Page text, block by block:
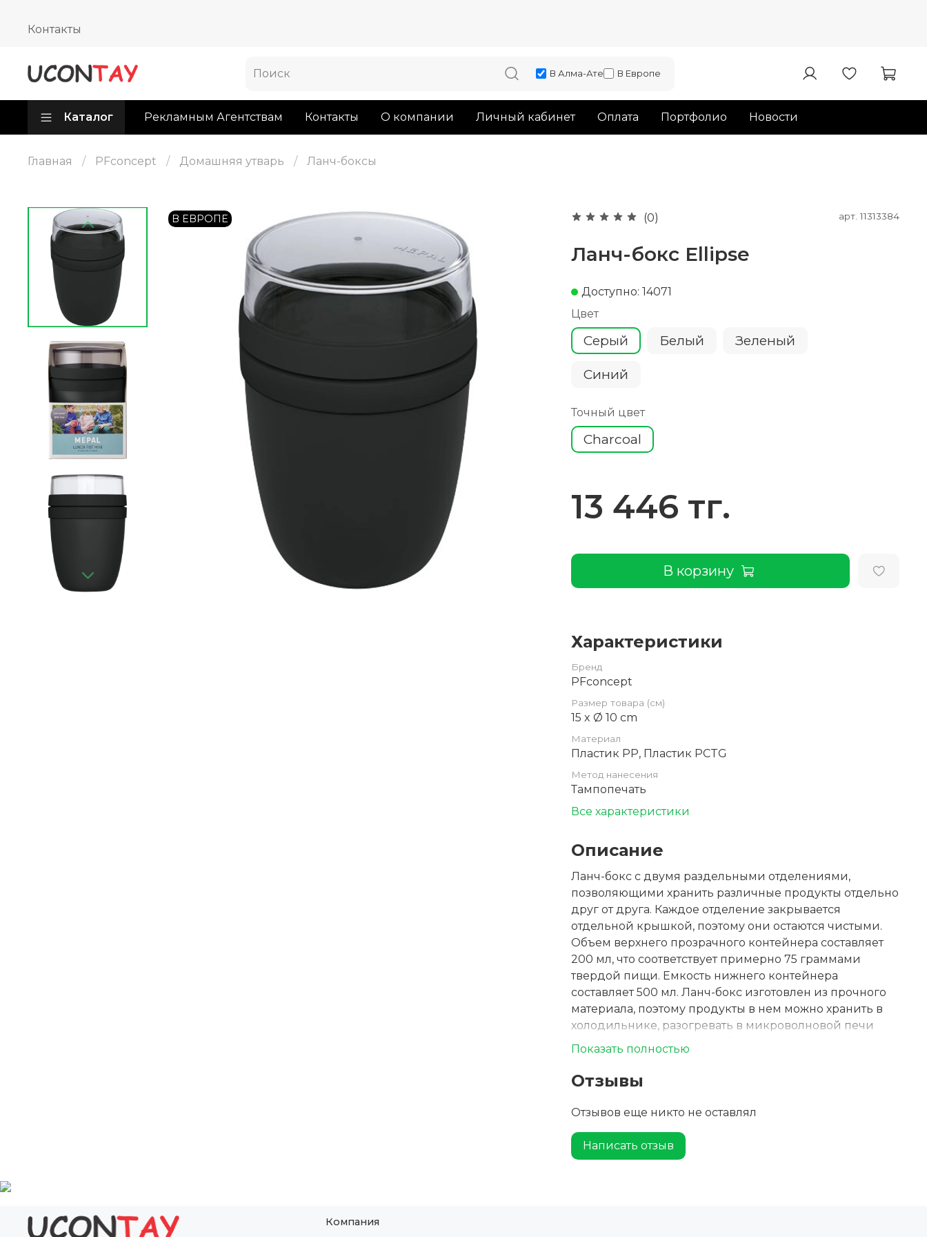
Контакты
В Алма-Ате В Европе
Каталог Рекламным Агентствам Контакты О компании Личный кабинет Оплата Портфолио Новости
Главная PFconcept Домашняя утварь Ланч-боксы
В ЕВРОПЕ (0) арт.11313384
Ланч-бокс Ellipse
Доступно: 14071
Цвет
Серый Белый Зеленый
Cиний
Точный цвет
Charcoal
13 446 тг.
В корзину
Характеристики
Бренд
PFconcept
Размер товара (см)
15 x Ø 10 cm
Материал
Пластик PP, Пластик PCTG
Метод нанесения
Тампопечать
Все характеристики
Описание
Ланч-бокс с двумя раздельными отделениями,
позволяющими хранить различные продукты отдельно
друг от друга. Каждое отделение закрывается
отдельной крышкой, поэтому они остаются чистыми.
Объем верхнего прозрачного контейнера составляет
200 мл, что соответствует примерно 75 граммами
твердой пищи. Емкость нижнего контейнера
составляет 500 мл. Ланч-бокс изготовлен из прочного
материала, поэтому продукты в нем можно хранить в
холодильнике, разогревать в микроволновой печи
(сняв крышку), а сам ланч-бокс можно мыть в
контейнер нельзя использовать в микроволновой
Показать полностью
Отзывы
Отзывов еще никто не оставлял
Написать отзыв
Компания